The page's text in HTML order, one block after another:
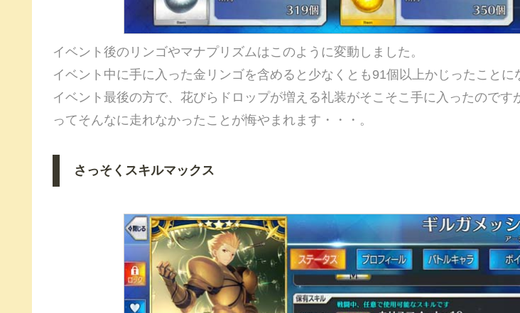
イベント後のリンゴやマナプリズムはこのように変動しました。
イベント中に手に入った金リンゴを含めると少なくとも91個以上かじったことに
イベント最後の方で、花びらドロップが増える礼装がそこそこ手に入ったのです
ってそんなに走れなかったことが悔やまれます・・・。
さっそくスキルマックス